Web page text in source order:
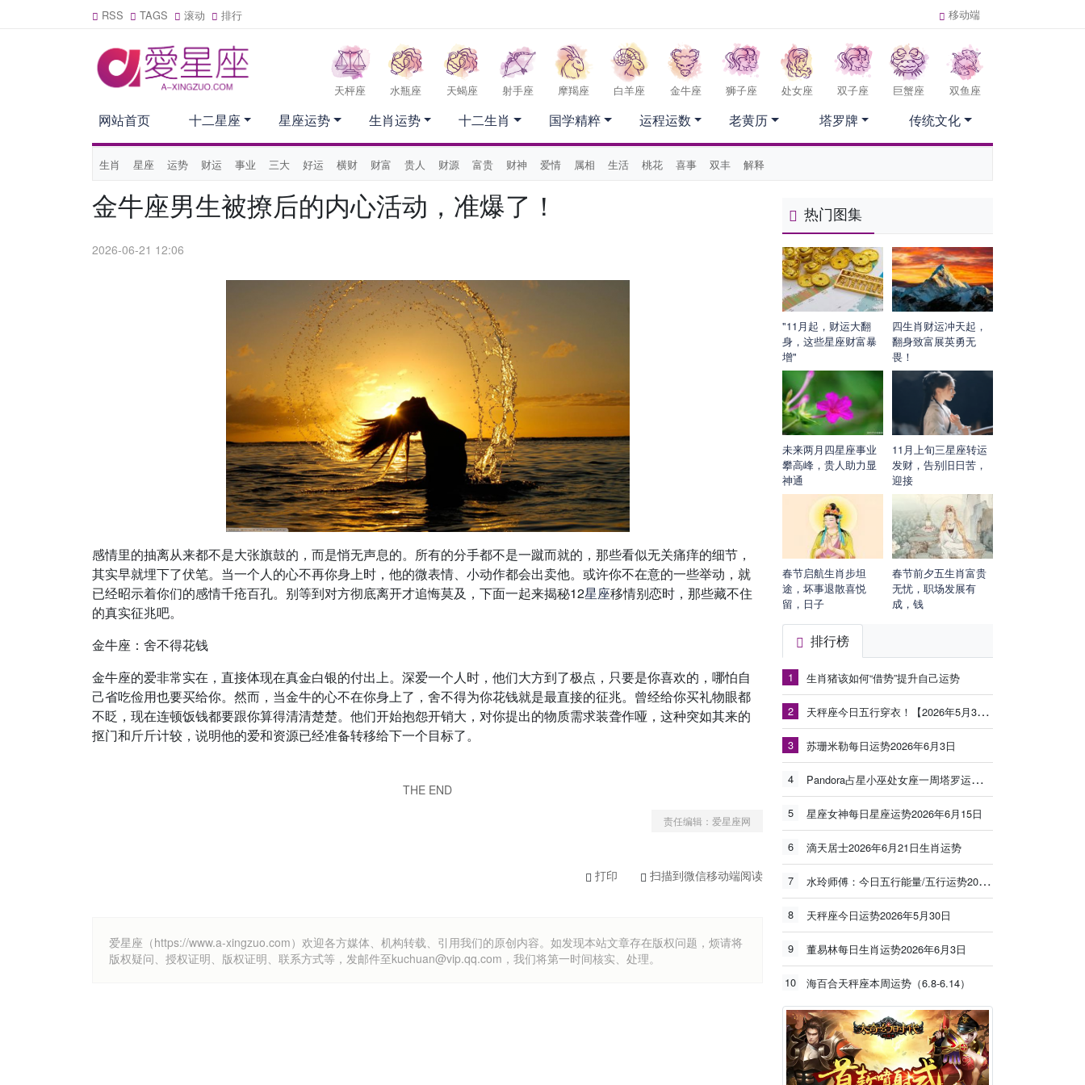
RSS TAGS 滚动 排行 移动端
天枰座 水瓶座 天蝎座 射手座 摩羯座 白羊座 金牛座 狮子座 处女座 双子座 巨蟹座 双鱼座
网站首页
生肖 星座 运势 财运 事业 三大 好运 横财 财富 贵人 财源 富贵 财神 爱情 属相 生活 桃花 喜事 双丰 解释
十二星座 星座运势 生肖运势 十二生肖 国学精粹 运程运数 老黄历 塔罗牌 传统文化
金牛座男生被撩后的内心活动，准爆了！
2026-06-21 12:06
感情里的抽离从来都不是大张旗鼓的，而是悄无声息的。所有的分手都不是一蹴而就的，那些看似无关痛痒的细节，
其实早就埋下了伏笔。当一个人的心不再你身上时，他的微表情、小动作都会出卖他。或许你不在意的一些举动，就
已经昭示着你们的感情千疮百孔。别等到对方彻底离开才追悔莫及，下面一起来揭秘12星座移情别恋时，那些藏不住
的真实征兆吧。
金牛座：舍不得花钱
金牛座的爱非常实在，直接体现在真金白银的付出上。深爱一个人时，他们大方到了极点，只要是你喜欢的，哪怕自
己省吃俭用也要买给你。然而，当金牛的心不在你身上了，舍不得为你花钱就是最直接的征兆。曾经给你买礼物眼都
不眨，现在连顿饭钱都要跟你算得清清楚楚。他们开始抱怨开销大，对你提出的物质需求装聋作哑，这种突如其来的
抠门和斤斤计较，说明他的爱和资源已经准备转移给下一个目标了。
THE END
责任编辑：爱星座网
打印 扫描到微信移动端阅读
爱星座（https://www.a-xingzuo.com）欢迎各方媒体、机构转载、引用我们的原创内容。如发现本站文章存在版权问题，烦请将
版权疑问、授权证明、版权证明、联系方式等，发邮件至kuchuan@vip.qq.com，我们将第一时间核实、处理。
热门图集
"11月起，财运大翻
身，这些星座财富暴
增"
四生肖财运冲天起，
翻身致富展英勇无
畏！
未来两月四星座事业
攀高峰，贵人助力显
神通
11月上旬三星座转运
发财，告别旧日苦，
迎接
春节启航生肖步坦
途，坏事退散喜悦
留，日子
春节前夕五生肖富贵
无忧，职场发展有
成，钱
排行榜
1 生肖猪该如何“借势”提升自己运势
2 天秤座今日五行穿衣！【2026年5月30日】
3 苏珊米勒每日运势2026年6月3日
4 Pandora占星小巫处女座一周塔罗运势（6.8-6.14）
5 星座女神每日星座运势2026年6月15日
6 滴天居士2026年6月21日生肖运势
7 水玲师傅：今日五行能量/五行运势2026年5月25日
8 天秤座今日运势2026年5月30日
9 董易林每日生肖运势2026年6月3日
10 海百合天秤座本周运势（6.8-6.14）